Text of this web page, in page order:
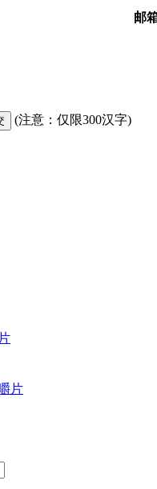
邮
(注意：仅限300汉字)
片